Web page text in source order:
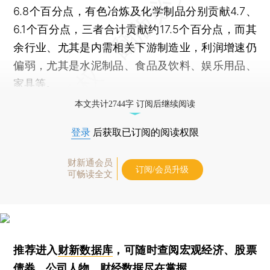
6.8个百分点，有色冶炼及化学制品分别贡献4.7、
6.1个百分点，三者合计贡献约17.5个百分点，而其
余行业、尤其是内需相关下游制造业，利润增速仍
偏弱，尤其是水泥制品、食品及饮料、娱乐用品、
家具等。
本文共计2744字 订阅后继续阅读
登录 后获取已订阅的阅读权限
财新通会员
可畅读全文
订阅/会员升级
推荐进入财新数据库 ，可随时查阅宏观经济、股票